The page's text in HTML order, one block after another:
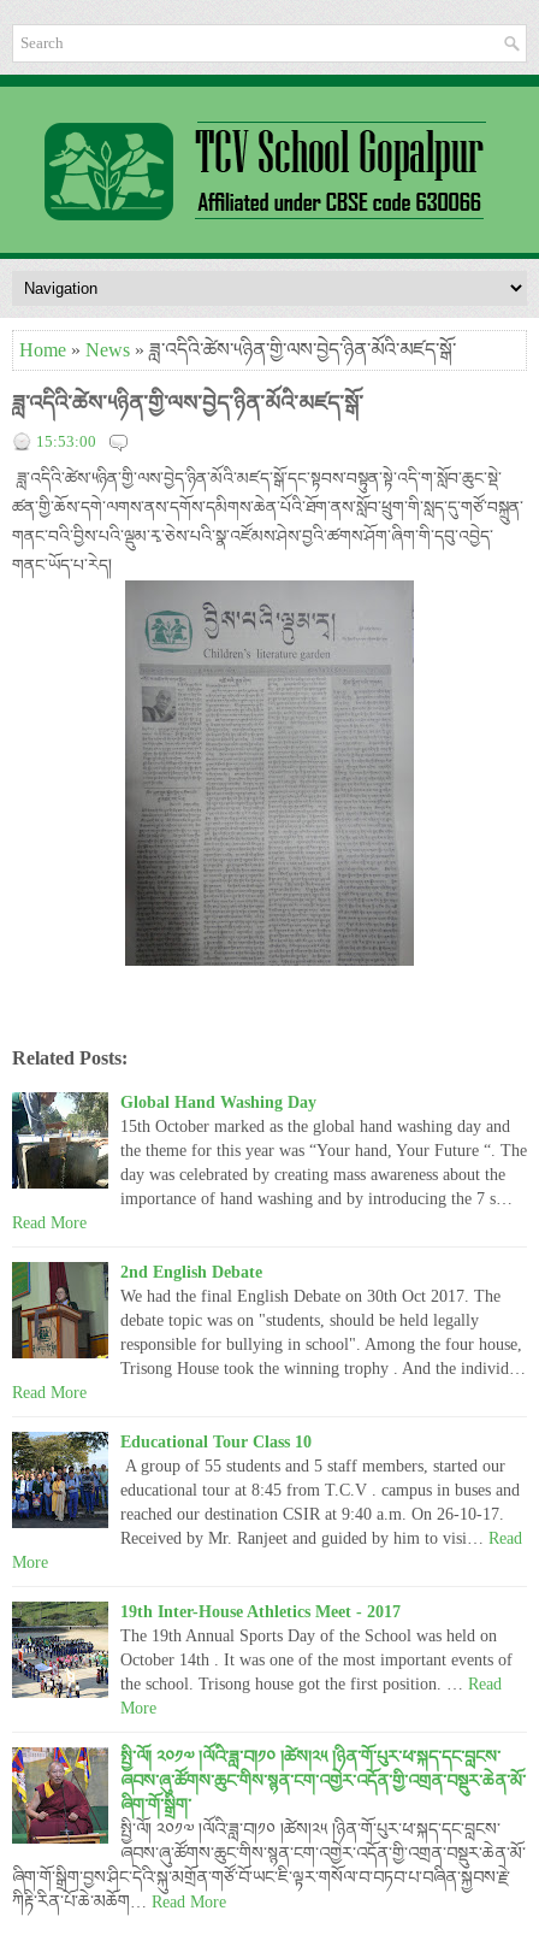
Home » News » ཟླ་འདིའི་ཚེས་༥ཉིན་གྱི་ལས་བྱེད་ཉིན་མོའི་མཛད་སྒོ་
ཟླ་འདིའི་ཚེས་༥ཉིན་གྱི་ལས་བྱེད་ཉིན་མོའི་མཛད་སྒོ་
15:53:00
ཟླ་འདིའི་ཚེས་༥ཉིན་གྱི་ལས་བྱེད་ཉིན་མོའི་མཛད་སྒོ་དང་སྟབས་བསྟུན་སྟེ་འདི་ག་སློབ་ཆུང་སྡེ་
ཚན་གྱི་ཆོས་དགེ་ལགས་ནས་དགོས་དམིགས་ཆེན་པོའི་ཐོག་ནས་སློབ་ཕྲུག་གི་སླད་དུ་གཙོ་བསྐྲུན་
གནང་བའི་བྱིས་པའི་ལྡུམ་རྭ་ཅེས་པའི་སྣ་འཛོམས་ཤེས་བྱའི་ཚགས་ཤོག་ཞིག་གི་དབུ་འབྱེད་
གནང་ཡོད་པ་རེད།
Related Posts:
Global Hand Washing Day
15th October marked as the global hand washing day and
the theme for this year was “Your hand, Your Future “. The
day was celebrated by creating mass awareness about the
importance of hand washing and by introducing the 7 s…
Read More
2nd English Debate
We had the final English Debate on 30th Oct 2017. The
debate topic was on "students, should be held legally
responsible for bullying in school". Among the four house,
Trisong House took the winning trophy . And the individ…
Read More
Educational Tour Class 10
A group of 55 students and 5 staff members, started our
educational tour at 8:45 from T.C.V . campus in buses and
reached our destination CSIR at 9:40 a.m. On 26-10-17.
Received by Mr. Ranjeet and guided by him to visi…
Read
More
19th Inter-House Athletics Meet - 2017
The 19th Annual Sports Day of the School was held on
October 14th . It was one of the most important events of
the school. Trisong house got the first position. …
Read
More
སྤྱི་ལོ། ༢༠༡༧ །ལོའི་ཟླ་བ།༡༠ །ཚེས།༢༥ །ཉིན་གོ་པུར་ཕ་སྐད་དང་བླངས་
ཞབས་ཞུ་ཚོགས་ཆུང་གིས་སྙན་ངག་འགྱེར་འདོན་གྱི་འགྲན་བསྡུར་ཆེན་མོ་
ཞིག་གོ་སྒྲིག་
སྤྱི་ལོ། ༢༠༡༧ །ལོའི་ཟླ་བ།༡༠ །ཚེས།༢༥ །ཉིན་གོ་པུར་ཕ་སྐད་དང་བླངས་
ཞབས་ཞུ་ཚོགས་ཆུང་གིས་སྙན་ངག་འགྱེར་འདོན་གྱི་འགྲན་བསྡུར་ཆེན་མོ་
ཞིག་གོ་སྒྲིག་བྱས་ཤིང་དེའི་སྐུ་མགྲོན་གཙོ་བོ་ཡང་ཇི་ལྟར་གསོལ་བ་བཏབ་པ་བཞིན་སྐྱབས་རྗེ་
ཀིརྟི་རིན་པོ་ཆེ་མཆོག…
Read More